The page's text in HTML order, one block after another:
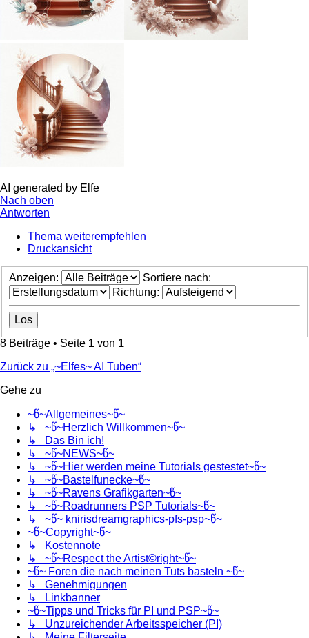
AI generated by Elfe
Nach oben
Antworten
Thema weiterempfehlen
Druckansicht
Anzeigen:
Sortiere nach:
Richtung:
8 Beiträge • Seite 1 von 1
Zurück zu „~Elfes~ AI Tuben“
Gehe zu
~წ~Allgemeines~წ~
↳ ~წ~Herzlich Willkommen~წ~
↳ Das Bin ich!
↳ ~წ~NEWS~წ~
↳ ~წ~Hier werden meine Tutorials gestestet~წ~
↳ ~წ~Bastelfunecke~წ~
↳ ~წ~Ravens Grafikgarten~წ~
↳ ~წ~Roadrunners PSP Tutorials~წ~
↳ ~წ~ knirisdreamgraphics-pfs-psp~წ~
~წ~Copyright~წ~
↳ Kostennote
↳ ~წ~Respect the Artist©right~წ~
~წ~ Foren die nach meinen Tuts basteln ~წ~
↳ Genehmigungen
↳ Linkbanner
~წ~Tipps und Tricks für PI und PSP~წ~
↳ Unzureichender Arbeitsspeicher (PI)